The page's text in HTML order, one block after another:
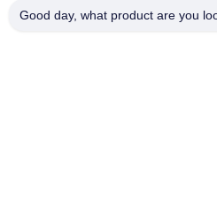
Good day, what product are you